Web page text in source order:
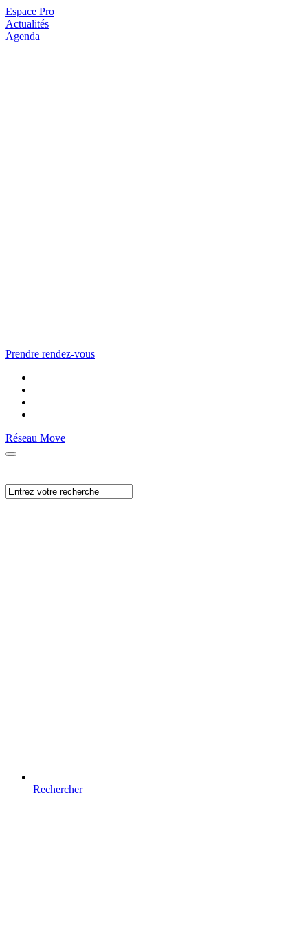
Espace Pro
Actualités
Agenda
Prendre rendez-vous
Réseau Move
Rechercher